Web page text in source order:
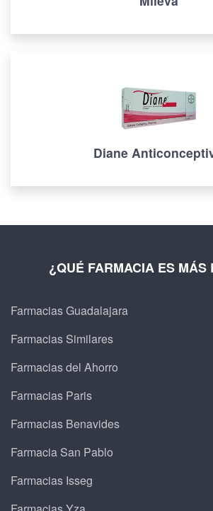
Diane
¿QUÉ FARMACIA ES MÁS
Farmacias Guadalajara
Farmacias Similares
Farmacias del Ahorro
Farmacias Paris
Farmacias Benavides
Farmacia San Pablo
Farmacias Isseg